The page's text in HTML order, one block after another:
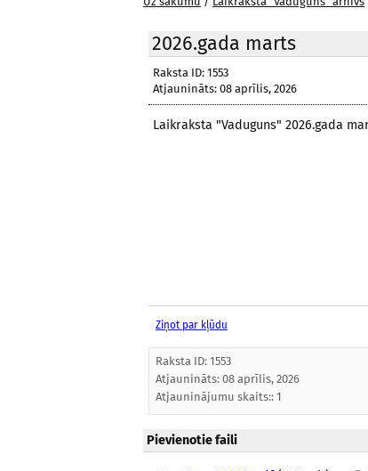
2026.gada marts
Raksta ID: 1553
Atjaunināts: 08 aprīlis, 2026
Laikraksta "Vaduguns" 2026.gada
Ziņot par kļūdu
Raksta ID: 1553
Atjaunināts: 08 aprīlis, 2026
Atjauninājumu skaits:: 1
Pievienotie faili